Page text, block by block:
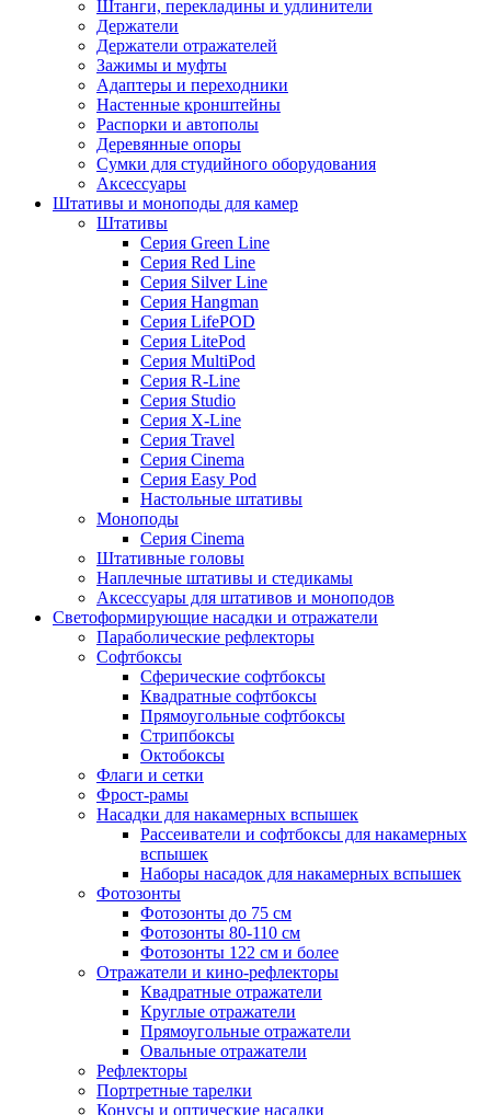
Штанги, перекладины и удлинители
Держатели
Держатели отражателей
Зажимы и муфты
Адаптеры и переходники
Настенные кронштейны
Распорки и автополы
Деревянные опоры
Сумки для студийного оборудования
Аксессуары
Штативы и моноподы для камер
Штативы
Серия Green Line
Серия Red Line
Серия Silver Line
Серия Hangman
Серия LifePOD
Серия LitePod
Серия MultiPod
Серия R-Line
Серия Studio
Серия X-Line
Серия Travel
Серия Cinema
Серия Easy Pod
Настольные штативы
Моноподы
Серия Cinema
Штативные головы
Наплечные штативы и стедикамы
Аксессуары для штативов и моноподов
Светоформирующие насадки и отражатели
Параболические рефлекторы
Софтбоксы
Сферические софтбоксы
Квадратные софтбоксы
Прямоугольные софтбоксы
Стрипбоксы
Октобоксы
Флаги и сетки
Фрост-рамы
Насадки для накамерных вспышек
Рассеиватели и софтбоксы для накамерных
вспышек
Наборы насадок для накамерных вспышек
Фотозонты
Фотозонты до 75 см
Фотозонты 80-110 см
Фотозонты 122 см и более
Отражатели и кино-рефлекторы
Квадратные отражатели
Круглые отражатели
Прямоугольные отражатели
Овальные отражатели
Рефлекторы
Портретные тарелки
Конусы и оптические насадки